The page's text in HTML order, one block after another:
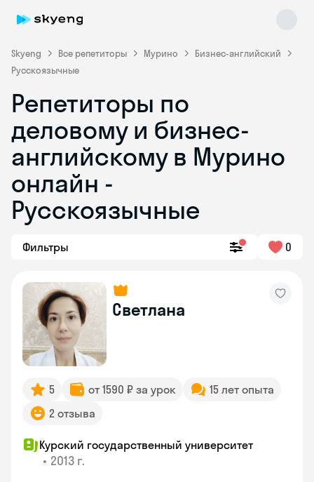
Skyeng Все репетиторы Мурино
Бизнес-английский
Русскоязычные
Репетиторы по
деловому и бизнес-
английскому в Мурино
онлайн -
Русскоязычные
Фильтры 0
Светлана
5 от 1590 ₽ за урок
15 лет опыта
2 отзыва
Курский государственный университет
• 2013 г.
Skyeng Chat